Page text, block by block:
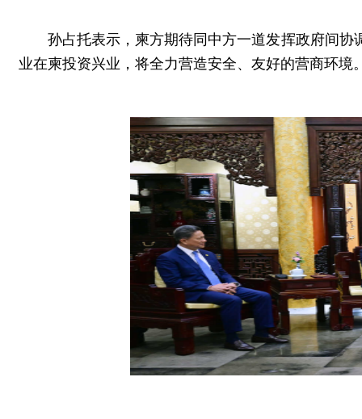
孙占托表示，柬方期待同中方一道发挥政府间
业在柬投资兴业，将全力营造安全、友好的营商环境